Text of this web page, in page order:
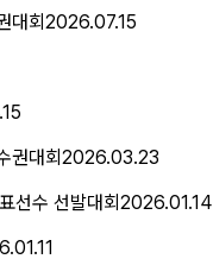
대회 2026.07.15
권대회 2026.03.23
선수 선발대회 2026.01.14